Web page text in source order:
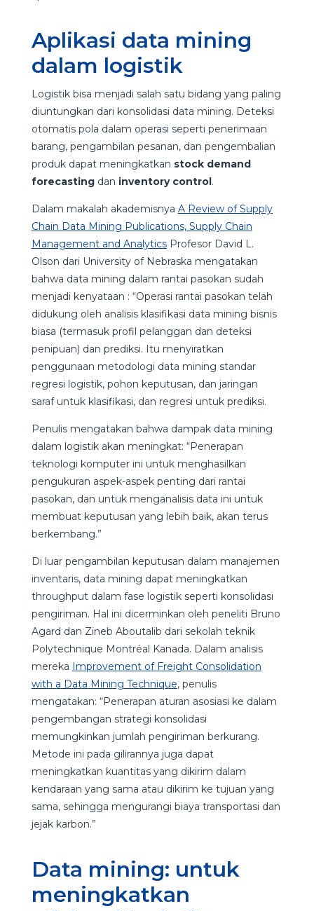
Aplikasi data mining
dalam logistik
Logistik bisa menjadi salah satu bidang yang paling
diuntungkan dari konsolidasi data mining. Deteksi
otomatis pola dalam operasi seperti penerimaan
barang, pengambilan pesanan, dan pengembalian
produk dapat meningkatkan stock demand
forecastingdan inventory control.
Dalam makalah akademisnya A Review of Supply
Chain Data Mining Publications, Supply Chain
Management and AnalyticsProfesor David L.
Olson dari University of Nebraska mengatakan
bahwa data mining dalam rantai pasokan sudah
menjadi kenyataan : “Operasi rantai pasokan telah
didukung oleh analisis klasifikasi data mining bisnis
biasa (termasuk profil pelanggan dan deteksi
penipuan) dan prediksi. Itu menyiratkan
penggunaan metodologi data mining standar
regresi logistik, pohon keputusan, dan jaringan
saraf untuk klasifikasi, dan regresi untuk prediksi.
Penulis mengatakan bahwa dampak data mining
dalam logistik akan meningkat: “Penerapan
teknologi komputer ini untuk menghasilkan
pengukuran aspek-aspek penting dari rantai
pasokan, dan untuk menganalisis data ini untuk
membuat keputusan yang lebih baik, akan terus
berkembang.”
Di luar pengambilan keputusan dalam manajemen
inventaris, data mining dapat meningkatkan
throughput dalam fase logistik seperti konsolidasi
pengiriman. Hal ini dicerminkan oleh peneliti Bruno
Agard dan Zineb Aboutalib dari sekolah teknik
Polytechnique Montréal Kanada. Dalam analisis
mereka Improvement of Freight Consolidation
with a Data Mining Technique, penulis
mengatakan: “Penerapan aturan asosiasi ke dalam
pengembangan strategi konsolidasi
memungkinkan jumlah pengiriman berkurang.
Metode ini pada gilirannya juga dapat
meningkatkan kuantitas yang dikirim dalam
kendaraan yang sama atau dikirim ke tujuan yang
sama, sehingga mengurangi biaya transportasi dan
jejak karbon.”
Data mining: untuk
meningkatkan